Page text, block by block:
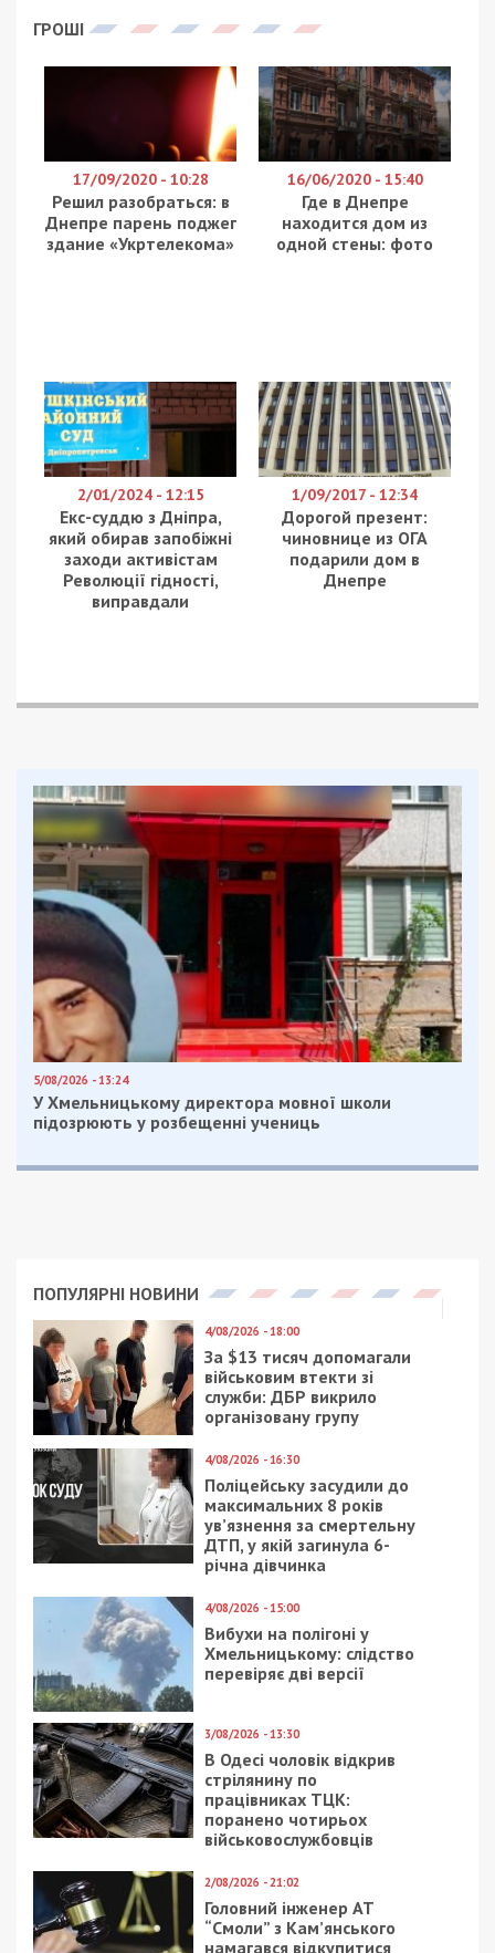
атакувала 4 райони Дніпропетровщини
безпілотниками й керованими авіабомбами.
Внаслідок ударів є двоє загиблих та 17
поранених. Про це повідомляє49000з посиланням
на Дніпропетровську ОВА.
Через нічні атаки у Глеюватській й
Зеленодольській громаді Криворізького району
та у П’ятихатській в Кам’янському районі
понівечена інфраструктура.
Миколаївській і Васильківській громадах.
Пошкоджені підприємство,оселі, авто. Одна
людина загинула. Двоє чоловіків 32 і 40 років, а
також 50-річна жінка в лікарні у стані середньої
тяжкості. 54-річна жінка та 43-річний чоловік
лікуватимуться вдома.
За уточненою інформацією,
через вчорашню
атакуна Васильківську громаду загинув 75-річний
чоловік. Поранень дістали 11 людей. 51-річна
жінка у важкому стані. Шестеро, серед яких
дівчинка 13 років, в лікарні у стані середньої
тяжкості. Четверо постраждалих лікуватимуться
амбулаторно.
Facebook
Telegram
Twitter
WhatsApp
ViberEmail
Категории:Суспільство| Метки:війна,
отримувати найсвіжіші новини під ними.
Приєднуйтесь також до 49000 в Google News. Слідкуйте
за останніми новинами!
Приєднатися
Читайте також
Предыдущая статья:
Агент РФ намагався підірвати оборонне
підприємство у Львові
Следующая статья:
Рейдерство на 18 мільйонів: в Одесі
викрили схему захоплення елітної
нерухомості за участю адвоката, нотаріуса
та держреєстратора
ГРОШІ